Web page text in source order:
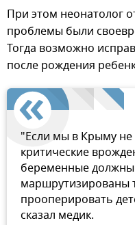
При этом неонатолог
проблемы были
Тогда возможно
после рождения
"Если мы в Крыму
критические
беременные
маршрутизированы
прооперировать
сказал медик.